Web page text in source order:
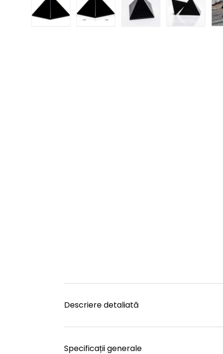
Descriere detaliată
Specificații generale